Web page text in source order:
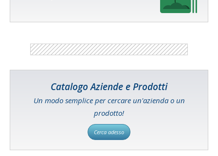
Catalogo Aziende e Prodotti
Un modo semplice per cercare un'azienda o un
prodotto!
Cerca adesso